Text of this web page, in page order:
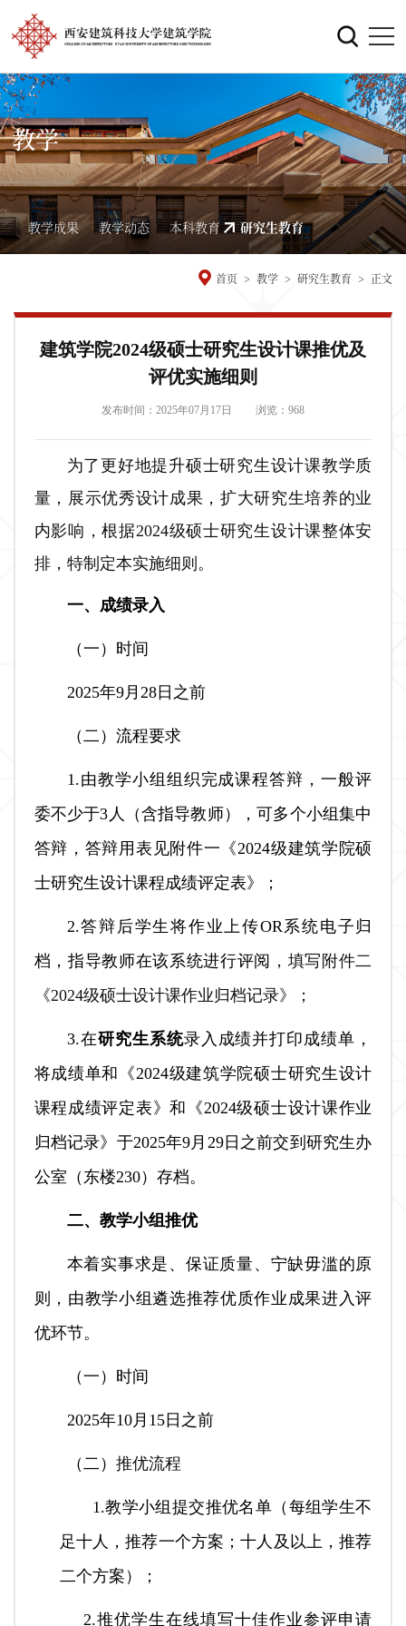
教学
教学成果 教学动态 本科教育 研究生教育
首页 > 教学 > 研究生教育 > 正文
建筑学院2024级硕士研究生设计课推优及
评优实施细则
发布时间：2025年07月17日 浏览： 968
为了更好地提升硕士研究生设计课教学质
量，展示优秀设计成果，扩大研究生培养的业
内影响，根据2024级硕士研究生设计课整体安
排，特制定本实施细则。
一、 成绩录入
（一）时间
2025年9月28日之前
（二）流程要求
1.由教学小组组织完成课程答辩，一般评
委不少于3人（含指导教师），可多个小组集中
答辩，答辩用表见附件一《2024级建筑学院硕
士研究生设计课程成绩评定表》；
2.答辩后学生将作业上传OR系统电子归
档，指导教师在该系统进行评阅 ，填写附件二
《2024级硕士设计课作业归档记录》；
3.在研究生系统录入成绩并打印成绩单，
将成绩单和《2024级建筑学院硕士研究生设计
课程成绩评定表》和《2024级硕士设计课作业
归档记录》于2025年9月29日之前交到研究生办
公室（东楼230）存档。
二、教学小组推优
本着实事求是、保证质量、宁缺毋滥的原
则，由教学小组遴选推荐优质作业成果进入评
优环节。
（一）时间
2025年10月15日之前
（二） 推优流程
1.教学小组提交推优名单（每组学生不
足十人，推荐一个方案；十人及以上，推荐
二个方案）；
2.推优学生在线填写十佳作业参评申请